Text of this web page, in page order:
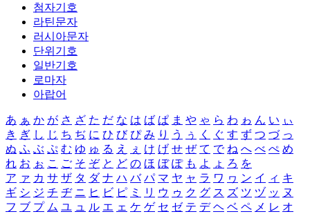
첨자기호
라틴문자
러시아문자
단위기호
일반기호
로마자
아랍어
あ ぁ か が さ ざ た だ な は ば ぱ ま や ゃ ら わ ゎ ん い ぃ
き ぎ し じ ち ぢ に ひ び ぴ み り う ぅ く ぐ す ず つ づ っ
ぬ ふ ぶ ぷ む ゆ ゅ る え ぇ け げ せ ぜ て で ね へ べ ぺ め
れ お ぉ こ ご そ ぞ と ど の ほ ぼ ぽ も よ ょ ろ を
ア ァ カ サ ザ タ ダ ナ ハ バ パ マ ヤ ャ ラ ワ ヮ ン イ ィ キ
ギ シ ジ チ ヂ ニ ヒ ビ ピ ミ リ ウ ゥ ク グ ス ズ ツ ヅ ッ ヌ
フ ブ プ ム ユ ュ ル エ ェ ケ ゲ セ ゼ テ デ ヘ ベ ペ メ レ オ